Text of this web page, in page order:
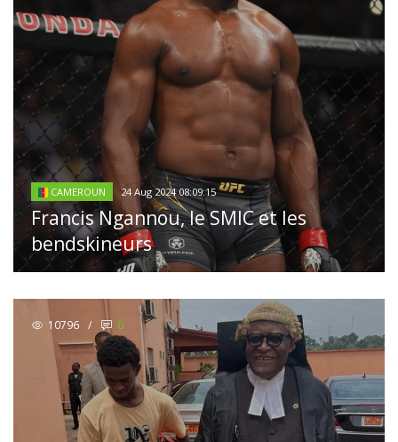
CAMEROUN 24 Aug 2024 08:09:15
Francis Ngannou, le SMIC et les
bendskineurs
10796 / 0